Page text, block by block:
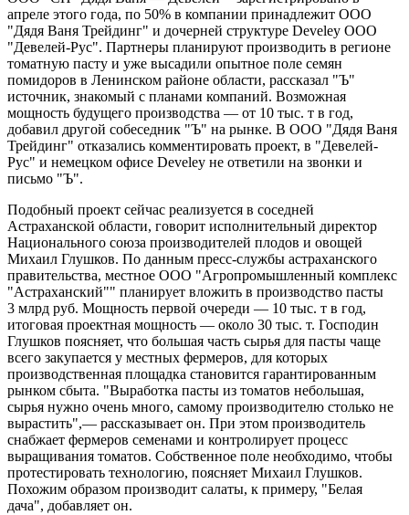
апреле этого года, по 50% в компании принадлежит ООО
"Дядя Ваня Трейдинг" и дочерней структуре Develey ООО
"Девелей-Рус". Партнеры планируют производить в регионе
томатную пасту и уже высадили опытное поле семян
помидоров в Ленинском районе области, рассказал "Ъ"
источник, знакомый с планами компаний. Возможная
мощность будущего производства — от 10 тыс. т в год,
добавил другой собеседник "Ъ" на рынке. В ООО "Дядя Ваня
Трейдинг" отказались комментировать проект, в "Девелей-
Рус" и немецком офисе Develey не ответили на звонки и
письмо "Ъ".
Подобный проект сейчас реализуется в соседней
Астраханской области, говорит исполнительный директор
Национального союза производителей плодов и овощей
Михаил Глушков. По данным пресс-службы астраханского
правительства, местное ООО "Агропромышленный комплекс
"Астраханский"" планирует вложить в производство пасты
3 млрд руб. Мощность первой очереди — 10 тыс. т в год,
итоговая проектная мощность — около 30 тыс. т. Господин
Глушков поясняет, что большая часть сырья для пасты чаще
всего закупается у местных фермеров, для которых
производственная площадка становится гарантированным
рынком сбыта. "Выработка пасты из томатов небольшая,
сырья нужно очень много, самому производителю столько не
вырастить",— рассказывает он. При этом производитель
снабжает фермеров семенами и контролирует процесс
выращивания томатов. Собственное поле необходимо, чтобы
протестировать технологию, поясняет Михаил Глушков.
Похожим образом производит салаты, к примеру, "Белая
дача", добавляет он.